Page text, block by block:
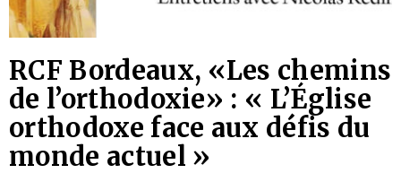
RCF Bordeaux, «Les chemins
de l’orthodoxie» : « L’Église
orthodoxe face aux défis du
monde actuel »